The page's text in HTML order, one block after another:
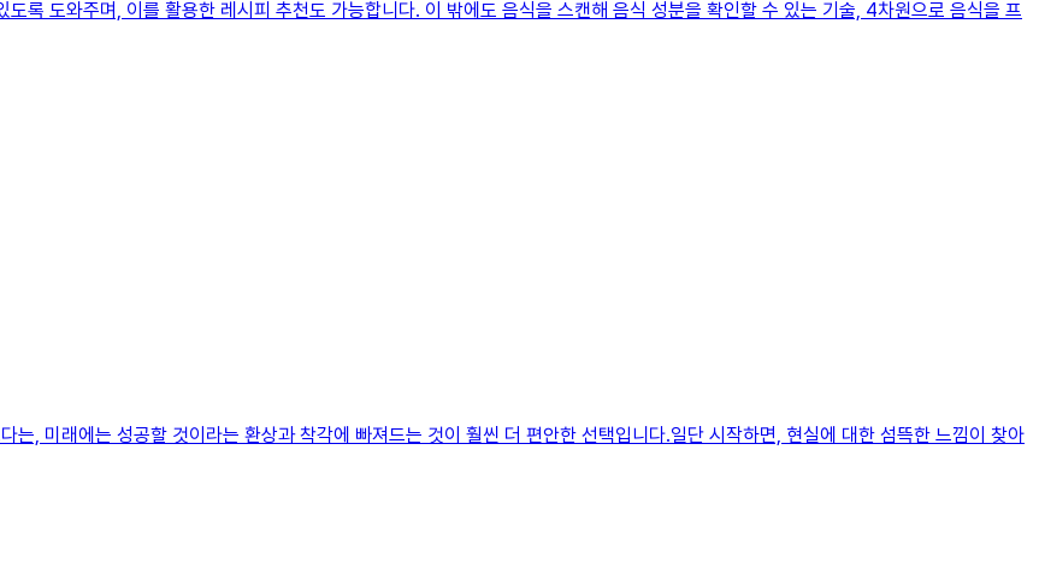
록 도와주며, 이를 활용한 레시피 추천도 가능합니다. 이 밖에도 음식을 스캔해 음식 성분을 확인할 수 있는 기술, 4차원으로 음식을 프
는, 미래에는 성공할 것이라는 환상과 착각에 빠져드는 것이 훨씬 더 편안한 선택입니다.일단 시작하면, 현실에 대한 섬뜩한 느낌이 찾아